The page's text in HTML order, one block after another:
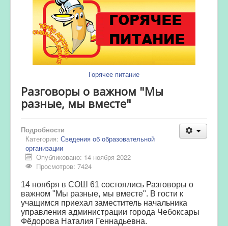
Горячее питание
Разговоры о важном "Мы
разные, мы вместе"
Подробности
Категория: Сведения об образовательной
организации
Опубликовано: 14 ноября 2022
Просмотров: 7424
14 ноября в СОШ 61 состоялись Разговоры о
важном "Мы разные, мы вместе". В гости к
учащимся приехал заместитель начальника
управления администрации города Чебоксары
Фёдорова Наталия Геннадьевна.